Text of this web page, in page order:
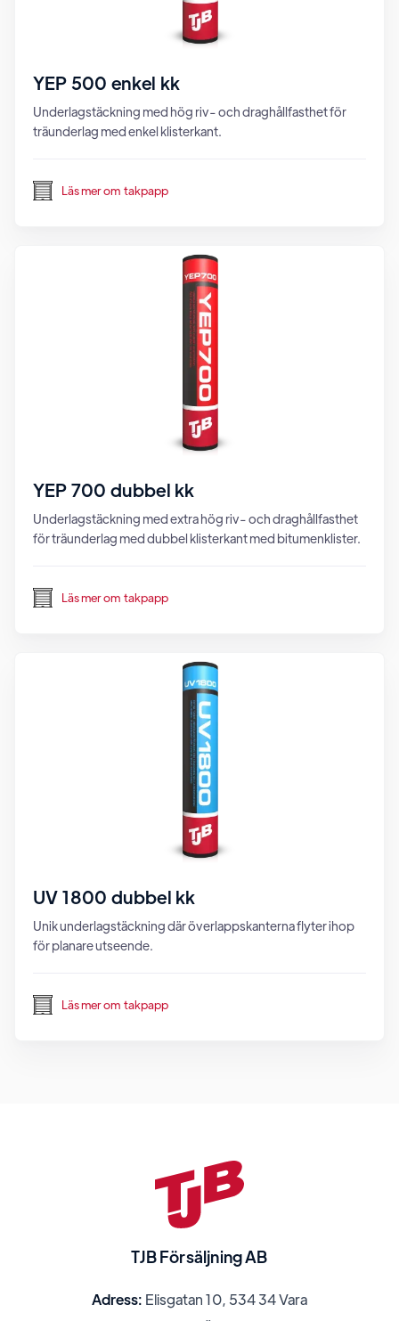
YEP 500 enkel kk
Underlagstäckning med hög riv- och draghållfasthet för
träunderlag med enkel klisterkant.
Läs mer om takpapp
YEP 700 dubbel kk
Underlagstäckning med extra hög riv- och draghållfasthet
för träunderlag med dubbel klisterkant med bitumenklister.
Läs mer om takpapp
UV 1800 dubbel kk
Unik underlagstäckning där överlappskanterna flyter ihop
för planare utseende.
Läs mer om takpapp
TJB Försäljning AB
Adress: Elisgatan 10, 534 34 Vara